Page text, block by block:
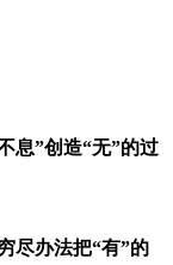
息”创造“无”的过
尽办法把“有”的